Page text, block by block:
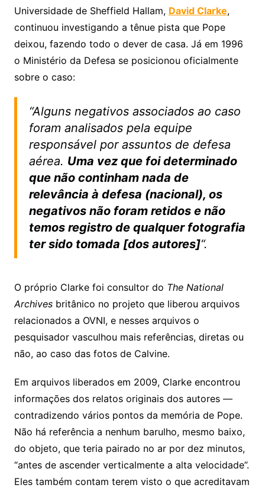
Universidade de Sheffield Hallam, David Clarke,
continuou investigando a tênue pista que Pope
deixou, fazendo todo o dever de casa. Já em 1996
o Ministério da Defesa se posicionou oficialmente
sobre o caso:
“Alguns negativos associados ao caso
foram analisados pela equipe
responsável por assuntos de defesa
aérea. Uma vez que foi determinado
que não continham nada de
relevância à defesa (nacional), os
negativos não foram retidos e não
temos registro de qualquer fotografia
ter sido tomada [dos autores]“.
O próprio Clarke foi consultor do The National
Archivesbritânico no projeto que liberou arquivos
relacionados a OVNI, e nesses arquivos o
pesquisador vasculhou mais referências, diretas ou
não, ao caso das fotos de Calvine.
Em arquivos liberados em 2009, Clarke encontrou
informações dos relatos originais dos autores —
contradizendo vários pontos da memória de Pope.
Não há referência a nenhum barulho, mesmo baixo,
do objeto, que teria pairado no ar por dez minutos,
“antes de ascender verticalmente a alta velocidade”.
Eles também contam terem visto o que acreditavam